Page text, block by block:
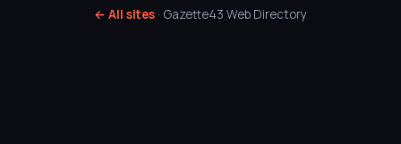
← All sites · Gazette43 Web Directory